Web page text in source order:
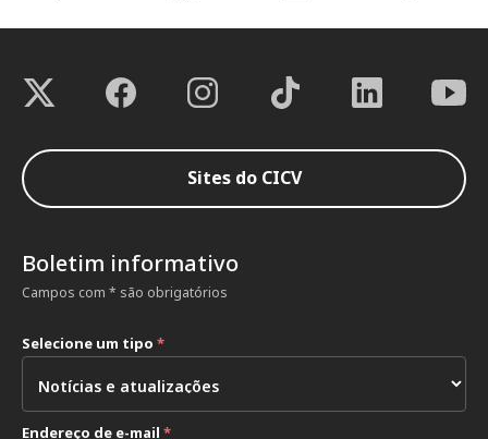
Sites do CICV
Boletim informativo
Campos com * são obrigatórios
Selecione um tipo *
Endereço de e-mail *